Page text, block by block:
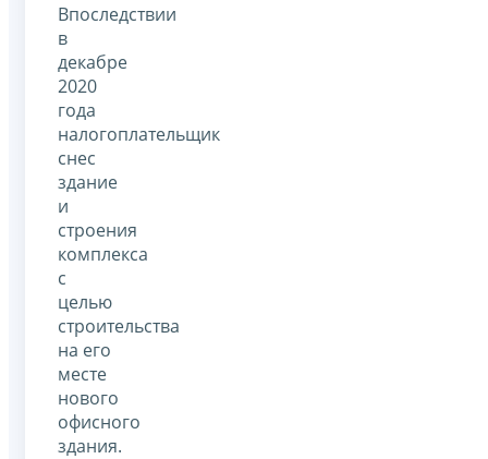
Впоследствии
в
декабре
2020
года
налогоплательщик
снес
здание
и
строения
комплекса
с
целью
строительства
на его
месте
нового
офисного
здания.